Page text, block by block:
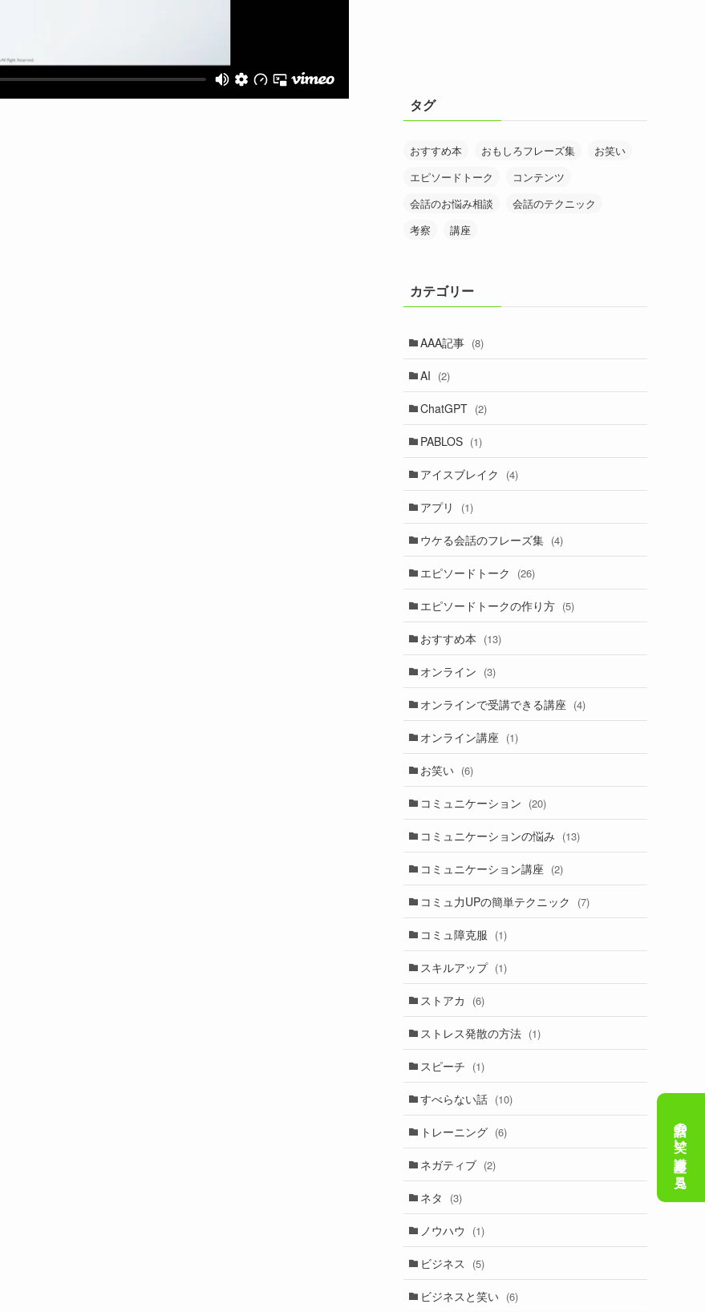
タグ
おすすめ本 おもしろフレーズ集
お笑い
エピソードトーク
コンテンツ
会話のお悩み相談
会話のテクニック
考察
講座
カテゴリー
AAA記事 (8)
AI (2)
ChatGPT (2)
PABLOS (1)
アイスブレイク (4)
アプリ (1)
ウケる会話のフレーズ集 (4)
エピソードトーク (26)
エピソードトークの作り方 (5)
おすすめ本 (13)
オンライン (3)
オンラインで受講できる講座 (4)
オンライン講座 (1)
お笑い (6)
コミュニケーション (20)
コミュニケーションの悩み (13)
コミュニケーション講座 (2)
コミュ力UPの簡単テクニック (7)
コミュ障克服 (1)
スキルアップ (1)
ストアカ (6)
ストレス発散の方法 (1)
スピーチ (1)
すべらない話 (10)
トレーニング (6)
ネガティブ (2)
ネタ (3)
ノウハウ (1)
ビジネス (5)
ビジネスと笑い (6)
会話の笑い講座を見る